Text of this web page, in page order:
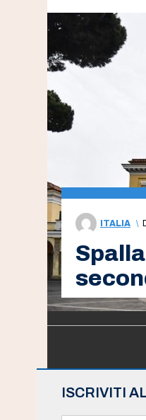
ITALIA \
ISCRIVITI